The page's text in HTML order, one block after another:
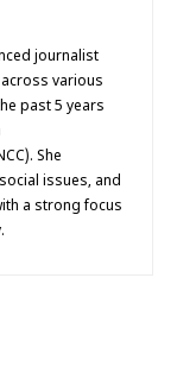
journalist
various
past 5 years
She
issues, and
a strong focus